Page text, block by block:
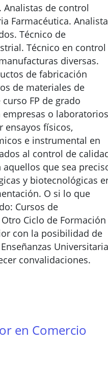
Analistas de control
Farmacéutica. Analista
Técnico de
Técnico en control
diversas.
de fabricación
de materiales de
FP de grado
o laboratorios
ensayos físicos,
e instrumental en
al control de
que sea
y biotecnológicas
O si lo que
Cursos de
Ciclo de Formación
con la posibilidad de
convalidaciones.
en Comercio